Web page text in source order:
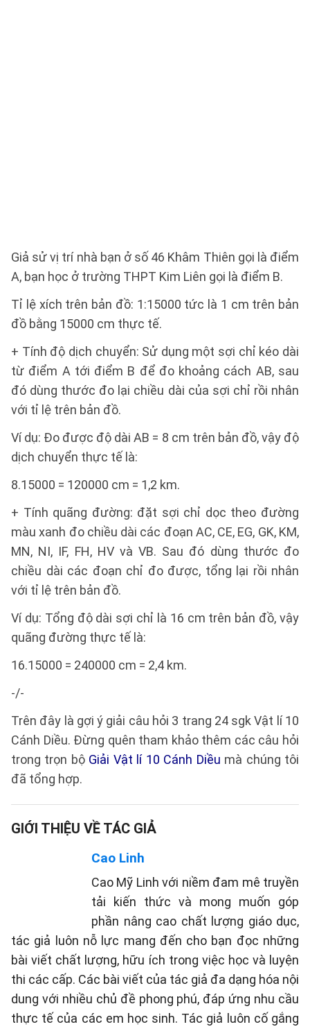
Giả sử vị trí nhà bạn ở số 46 Khâm Thiên gọi là điểm
A, bạn học ở trường THPT Kim Liên gọi là điểm B.
Tỉ lệ xích trên bản đồ: 1:15000 tức là 1 cm trên bản
đồ bằng 15000 cm thực tế.
+ Tính độ dịch chuyển: Sử dụng một sợi chỉ kéo dài
từ điểm A tới điểm B để đo khoảng cách AB, sau
đó dùng thước đo lại chiều dài của sợi chỉ rồi nhân
với tỉ lệ trên bản đồ.
Ví dụ: Đo được độ dài AB = 8 cm trên bản đồ, vậy độ
dịch chuyển thực tế là:
8.15000 = 120000 cm = 1,2 km.
+ Tính quãng đường: đặt sợi chỉ dọc theo đường
màu xanh đo chiều dài các đoạn AC, CE, EG, GK, KM,
MN, NI, IF, FH, HV và VB. Sau đó dùng thước đo
chiều dài các đoạn chỉ đo được, tổng lại rồi nhân
với tỉ lệ trên bản đồ.
Ví dụ: Tổng độ dài sợi chỉ là 16 cm trên bản đồ, vậy
quãng đường thực tế là:
16.15000 = 240000 cm = 2,4 km.
-/-
Trên đây là gợi ý giải câu hỏi 3 trang 24 sgk Vật lí 10
Cánh Diều. Đừng quên tham khảo thêm các câu hỏi
trong trọn bộ Giải Vật lí 10 Cánh Diều mà chúng tôi
đã tổng hợp.
GIỚI THIỆU VỀ TÁC GIẢ
Cao Linh
Cao Mỹ Linh với niềm đam mê truyền
tải kiến thức và mong muốn góp
phần nâng cao chất lượng giáo dục,
tác giả luôn nỗ lực mang đến cho bạn đọc những
bài viết chất lượng, hữu ích trong việc học và luyện
thi các cấp. Các bài viết của tác giả đa dạng hóa nội
dung với nhiều chủ đề phong phú, đáp ứng nhu cầu
thực tế của các em học sinh. Tác giả luôn cố gắng